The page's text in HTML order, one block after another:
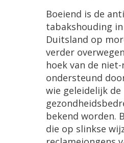
Boeiend is de anti
tabakshouding in
Duitsland op
verder
hoek van de niet-
ondersteund
wie geleidelijk de
bekend worden.
die op slinkse